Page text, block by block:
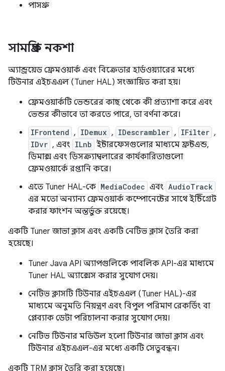
পাসথ্রু
সামগ্রিক নকশা
অ্যান্ড্রয়েড ফ্রেমওয়ার্ক এবং বিক্রেতার হার্ডওয়্যারের মধ্যে
টিউনার এইচএএল (Tuner HAL) সংজ্ঞায়িত করা হয়।
ফ্রেমওয়ার্কটি ভেন্ডরের কাছ থেকে কী প্রত্যাশা করে এবং
ভেন্ডর কীভাবে তা করতে পারে, তা বর্ণনা করে।
IFrontend , IDemux , IDescrambler , IFilter ,
IDvr , এবং ILnb ইন্টারফেসগুলোর মাধ্যমে ফ্রন্টএন্ড,
ডিমাক্স এবং ডিসক্র্যাম্বলারের কার্যকারিতাগুলো
ফ্রেমওয়ার্কে রপ্তানি করে।
এতে Tuner HAL-কে MediaCodec এবং AudioTrack
এর মতো অন্যান্য ফ্রেমওয়ার্ক কম্পোনেন্টের সাথে ইন্টিগ্রেট
করার ফাংশন অন্তর্ভুক্ত রয়েছে।
একটি Tuner জাভা ক্লাস এবং একটি নেটিভ ক্লাস তৈরি করা
হয়েছে।
Tuner Java API অ্যাপগুলিকে পাবলিক API-এর মাধ্যমে
Tuner HAL অ্যাক্সেস করার সুযোগ দেয়।
নেটিভ ক্লাসটি টিউনার এইচএএল (Tuner HAL)-এর
মাধ্যমে অনুমতি নিয়ন্ত্রণ এবং বিপুল পরিমাণ রেকর্ডিং বা
প্লেব্যাক ডেটা পরিচালনা করার সুযোগ দেয়।
নেটিভ টিউনার মডিউল হলো টিউনার জাভা ক্লাস এবং
টিউনার এইচএএল-এর মধ্যে একটি সেতুবন্ধন।
একটি TRM ক্লাস তৈরি করা হয়েছে।